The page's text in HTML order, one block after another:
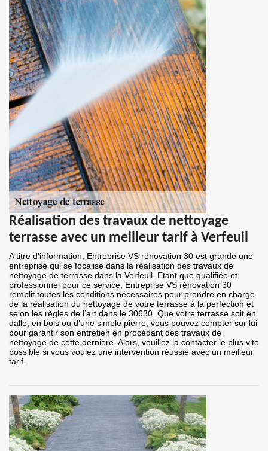
Réalisation des travaux de nettoyage
terrasse avec un meilleur tarif à Verfeuil
A titre d’information, Entreprise VS rénovation 30 est grande une
entreprise qui se focalise dans la réalisation des travaux de
nettoyage de terrasse dans la Verfeuil. Etant que qualifiée et
professionnel pour ce service, Entreprise VS rénovation 30
remplit toutes les conditions nécessaires pour prendre en charge
de la réalisation du nettoyage de votre terrasse à la perfection et
selon les règles de l’art dans le 30630. Que votre terrasse soit en
dalle, en bois ou d’une simple pierre, vous pouvez compter sur lui
pour garantir son entretien en procédant des travaux de
nettoyage de cette dernière. Alors, veuillez la contacter le plus vite
possible si vous voulez une intervention réussie avec un meilleur
tarif.